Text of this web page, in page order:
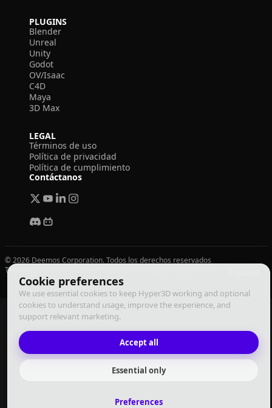
Cookie preferences
We use essential cookies to keep Hyper3D working and optional
cookies to understand usage, improve the experience, and
support relevant marketing.
Accept all
Essential only
Preferences
PLUGINS
Blender
Unreal
Unity
Godot
OV/Isaac
C4D
Maya
3D Max
LEGAL
Términos de uso
Política de privacidad
Política de cumplimiento
Contáctanos
© 2026 Deemos Corporation. Todos los derechos reservados
Términos de Uso